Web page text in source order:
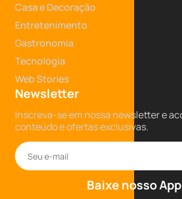
Casa e Decoração
Entretenimento
Gastronomia
Tecnologia
Web Stories
Newsletter
Inscreva-se em nossa newsletter e
conteúdo e ofertas exclusivas.
Baixe nosso App